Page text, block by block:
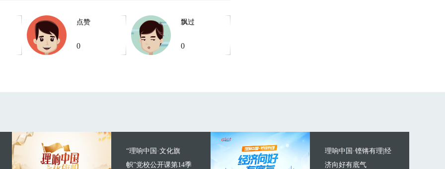
点赞
0
飘过
0
“理响中国·文化旗
帜”党校公开课第14季
理响中国·铿锵有理|经
济向好有底气